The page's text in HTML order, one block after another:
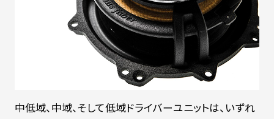
中低域、中域、そして低域ドライバーユニットは、いずれ